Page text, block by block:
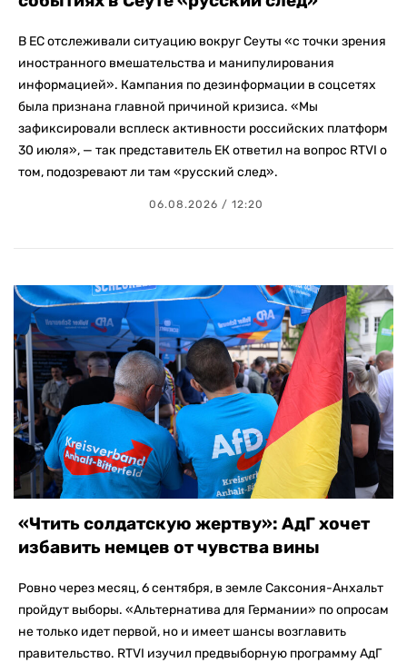
В ЕС отслеживали ситуацию вокруг Сеуты «с точки зрения
иностранного вмешательства и манипулирования
информацией». Кампания по дезинформации в соцсетях
была признана главной причиной кризиса. «Мы
зафиксировали всплеск активности российских платформ
30 июля», — так представитель ЕК ответил на вопрос RTVI о
том, подозревают ли там «русский след».
06.08.2026 / 12:20
«Чтить солдатскую жертву»: АдГ хочет
избавить немцев от чувства вины
Ровно через месяц, 6 сентября, в земле Саксония-Анхальт
пройдут выборы. «Альтернатива для Германии» по опросам
не только идет первой, но и имеет шансы возглавить
правительство. RTVI изучил предвыборную программу АдГ